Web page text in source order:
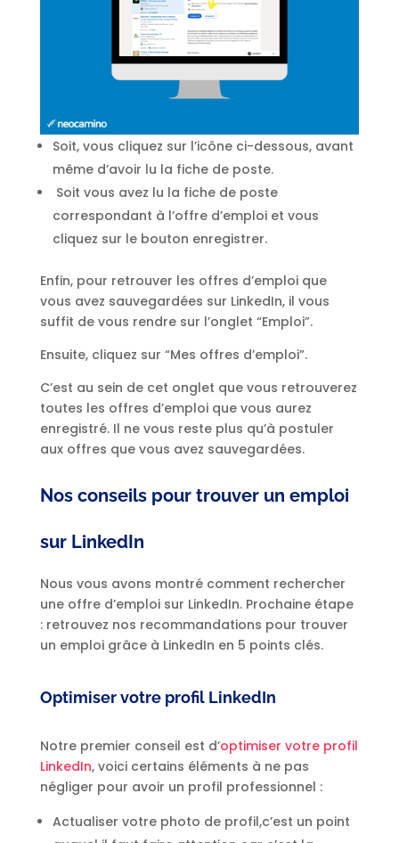
Soit, vous cliquez sur l’icône ci-dessous, avant
même d’avoir lu la fiche de poste.
Soit vous avez lu la fiche de poste
correspondant à l’offre d’emploi et vous
cliquez sur le bouton enregistrer.
Enfin, pour retrouver les offres d’emploi que
vous avez sauvegardées sur LinkedIn, il vous
suffit de vous rendre sur l’onglet “Emploi”.
Ensuite, cliquez sur “Mes offres d’emploi”.
C’est au sein de cet onglet que vous retrouverez
toutes les offres d’emploi que vous aurez
enregistré. Il ne vous reste plus qu’à postuler
aux offres que vous avez sauvegardées.
Nos conseils pour trouver un emploi
sur LinkedIn
Nous vous avons montré comment rechercher
une offre d’emploi sur LinkedIn. Prochaine étape
: retrouvez nos recommandations pour trouver
un emploi grâce à LinkedIn en 5 points clés.
Optimiser votre profil LinkedIn
Notre premier conseil est d’optimiser votre profil
LinkedIn, voici certains éléments à ne pas
négliger pour avoir un profil professionnel :
Actualiser votre photo de profil,c’est un point